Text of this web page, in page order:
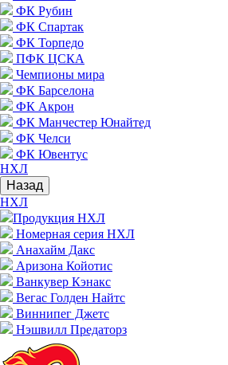
ФК Рубин
ФК Спартак
ФК Торпедо
ПФК ЦСКА
Чемпионы мира
ФК Барселона
ФК Акрон
ФК Манчестер Юнайтед
ФК Челси
ФК Ювентус
НХЛ
Назад
НХЛ
Продукция НХЛ
Номерная серия НХЛ
Анахайм Дакс
Аризона Койотис
Ванкувер Кэнакс
Вегас Голден Найтс
Виннипег Джетс
Нэшвилл Предаторз